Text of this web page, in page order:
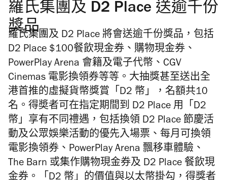
羅氏集團及 D2 Place 送逾千份
獎品
羅氏集團及 D2 Place 將會送逾千份獎品，包括
D2 Place $100餐飲現金券、購物現金券、
PowerPlay Arena 會籍及電子代幣、CGV
Cinemas 電影換領券等等。大抽獎甚至送出全
港首推的虛擬貨幣獎賞「D2 幣」，名額共10
名。得奬者可在指定期間到 D2 Place 用「D2
幣」享有不同禮遇，包括換領 D2 Place 節慶活
動及公眾娛樂活動的優先入場票、每月可換領
電影換領券、PowerPlay Arena 飄移車體驗、
The Barn 或集作購物現金券及 D2 Place 餐飲現
金券。「D2 幣」的價值與以太幣掛勾，得獎者